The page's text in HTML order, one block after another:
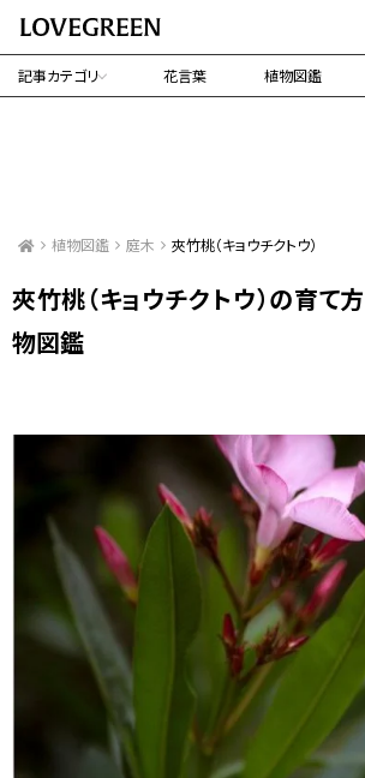
記事カテゴリ 花言葉 植物図鑑
植物図鑑 庭木 夾竹桃（キョウチクトウ）
夾竹桃（キョウチクトウ）の育て
物図鑑